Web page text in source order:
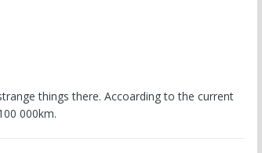
things there. Accoarding to the current
000km.